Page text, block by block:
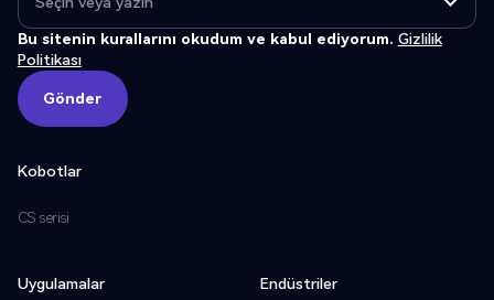
Bu sitenin kurallarını okudum ve kabul ediyorum. Gizlilik
Politikası
Gönder
Gönder
Kobotlar
CS serisi
Uygulamalar Endüstriler